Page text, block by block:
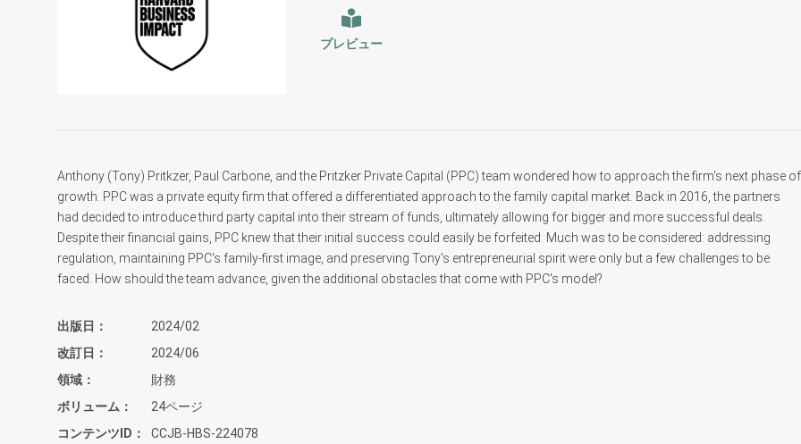
プレビュー
Anthony (Tony) Pritkzer, Paul Carbone, and the Pritzker Private Capital (PPC) team wondered how to approach the firm's next phase of
growth. PPC was a private equity firm that offered a differentiated approach to the family capital market. Back in 2016, the partners
had decided to introduce third party capital into their stream of funds, ultimately allowing for bigger and more successful deals.
Despite their financial gains, PPC knew that their initial success could easily be forfeited. Much was to be considered: addressing
regulation, maintaining PPC's family-first image, and preserving Tony's entrepreneurial spirit were only but a few challenges to be
faced. How should the team advance, given the additional obstacles that come with PPC's model?
出版日
2024/02
改訂日
2024/06
領域
財務
ボリューム
24ページ
コンテンツID
CCJB-HBS-224078